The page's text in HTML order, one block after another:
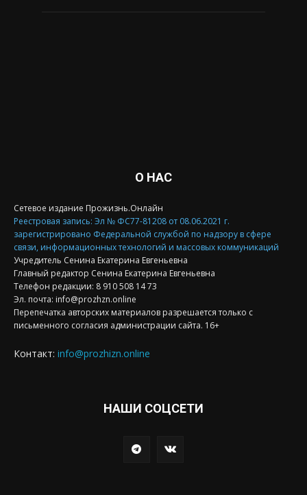
О НАС
Сетевое издание Прожизнь.Онлайн
Реестровая запись: Эл № ФС77-81208 от 08.06.2021 г.
зарегистрировано Федеральной службой по надзору в сфере
связи, информационных технологий и массовых коммуникаций
Учредитель Сенина Екатерина Евгеньевна
Главный редактор Сенина Екатерина Евгеньевна
Телефон редакции: 8 910 508 14 73
Эл. почта: info@prozhzn.online
Перепечатка авторских материалов разрешается только с
письменного согласия администрации сайта. 16+
Контакт: info@prozhizn.online
НАШИ СОЦСЕТИ